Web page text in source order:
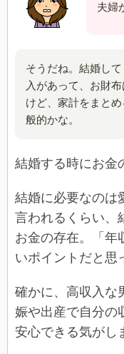
夫婦
そうだね。結婚し
入があって、お財
けど、家計をまと
般的かな。
結婚する時にお金
結婚に必要なの
言われるくらい、
お金の存在。「年
いポイントだと思
確かに、高収入な
娠や出産で自分の
安心できる気がし